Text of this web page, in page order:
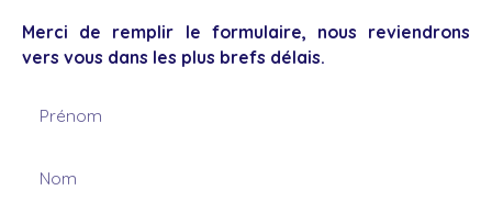
Merci de remplir le formulaire, nous reviendrons
vers vous dans les plus brefs délais.
Prénom
Nom